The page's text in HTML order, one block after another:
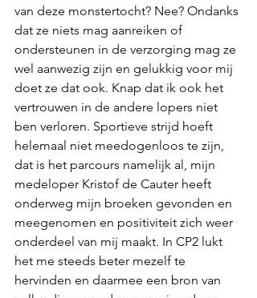
van deze monstertocht? Nee? Ondanks
dat ze niets mag aanreiken of
ondersteunen in de verzorging mag ze
wel aanwezig zijn en gelukkig voor mij
doet ze dat ook. Knap dat ik ook het
vertrouwen in de andere lopers niet
ben verloren. Sportieve strijd hoeft
helemaal niet meedogenloos te zijn,
dat is het parcours namelijk al, mijn
medeloper Kristof de Cauter heeft
onderweg mijn broeken gevonden en
meegenomen en positiviteit zich weer
onderdeel van mij maakt. In CP2 lukt
het me steeds beter mezelf te
hervinden en daarmee een bron van